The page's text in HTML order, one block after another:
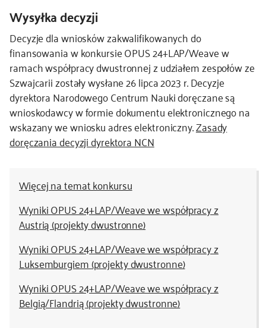
Wysyłka decyzji
Decyzje dla wniosków zakwalifikowanych do
finansowania w konkursie OPUS 24+LAP/Weave w
ramach współpracy dwustronnej z udziałem zespołów ze
Szwajcarii zostały wysłane 26 lipca 2023 r. Decyzje
dyrektora Narodowego Centrum Nauki doręczane są
wnioskodawcy w formie dokumentu elektronicznego na
wskazany we wniosku adres elektroniczny.Zasady
doręczania decyzji dyrektora NCN
Więcej na temat konkursu
Wyniki OPUS 24+LAP/Weave we współpracy z
Austrią (projekty dwustronne)
Wyniki OPUS 24+LAP/Weave we współpracy z
Luksemburgiem (projekty dwustronne)
Wyniki OPUS 24+LAP/Weave we współpracy z
Belgią/Flandrią (projekty dwustronne)